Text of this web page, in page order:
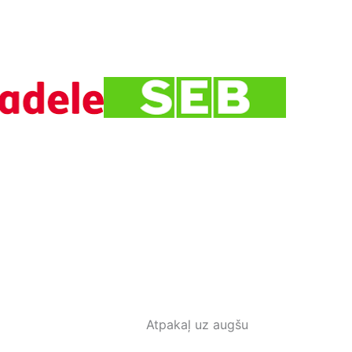
Atpakaļ uz augšu